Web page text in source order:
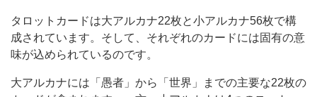
タロットカードは大アルカナ22枚と小アルカナ56枚で構
成されています。そして、それぞれのカードには固有の意
味が込められているのです。
大アルカナには「愚者」から「世界」までの主要な22枚の